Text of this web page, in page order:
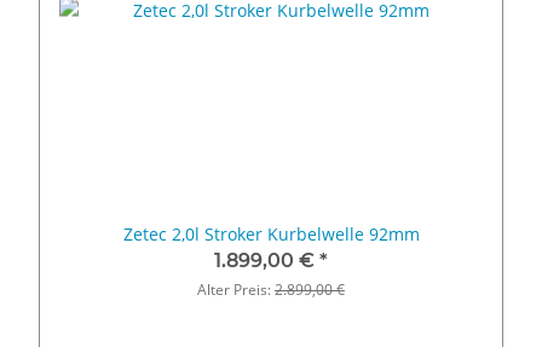
Zetec 2,0l Stroker Kurbelwelle 92mm
1.899,00 € *
Alter Preis:2.899,00 €